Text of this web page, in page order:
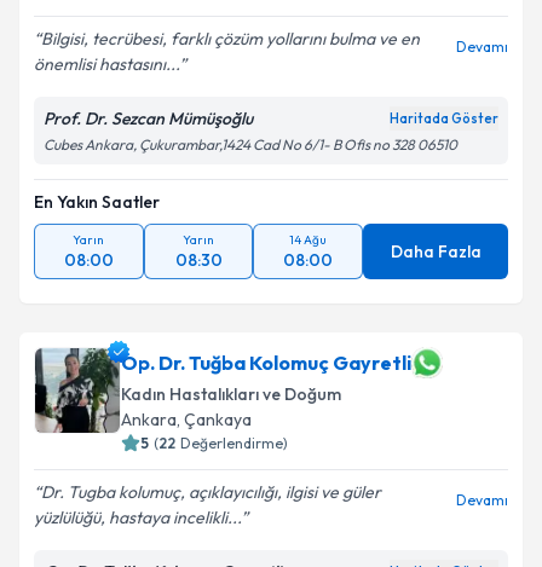
Bilgisi, tecrübesi, farklı çözüm yollarını bulma ve en
önemlisi hastasını...
Devamı
Prof. Dr. Sezcan Mümüşoğlu Haritada Göster
Cubes Ankara, Çukurambar,1424 Cad No 6/1- B Ofis no 328 06510
En Yakın Saatler
Yarın
08:00
Yarın
08:30
14 Ağu
08:00 Daha Fazla
Op. Dr. Tuğba Kolomuç Gayretli
Kadın Hastalıkları ve Doğum
Ankara, Çankaya
5 (22 Değerlendirme)
Dr. Tugba kolumuç, açıklayıcılığı, ilgisi ve güler
yüzlülüğü, hastaya incelikli...
Devamı